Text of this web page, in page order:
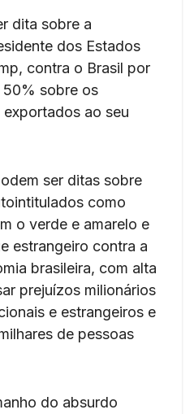
dita sobre a
dos Estados
contra o Brasil por
50% sobre os
ao seu
ser ditas sobre
como
o verde e amarelo e
estrangeiro contra a
brasileira, com alta
prejuízos milionários
e estrangeiros e
de pessoas
do absurdo